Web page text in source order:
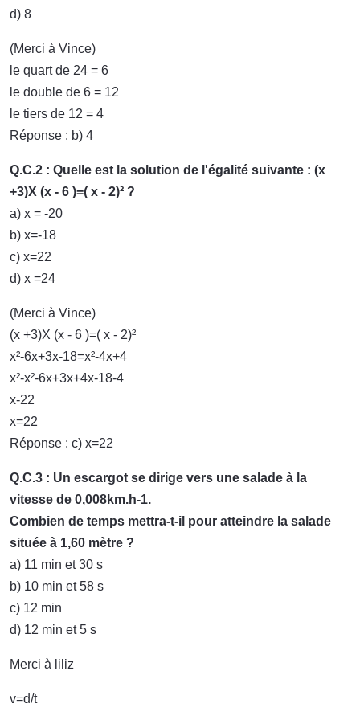
d) 8
(Merci à Vince)
le quart de 24 = 6
le double de 6 = 12
le tiers de 12 = 4
Réponse : b) 4
Q.C.2 : Quelle est la solution de l'égalité suivante : (x
+3)X (x - 6 )=( x - 2)² ?
a) x = -20
b) x=-18
c) x=22
d) x =24
(Merci à Vince)
(x +3)X (x - 6 )=( x - 2)²
x²-6x+3x-18=x²-4x+4
x²-x²-6x+3x+4x-18-4
x-22
x=22
Réponse : c) x=22
Q.C.3 : Un escargot se dirige vers une salade à la
vitesse de 0,008km.h-1.
Combien de temps mettra-t-il pour atteindre la salade
située à 1,60 mètre ?
a) 11 min et 30 s
b) 10 min et 58 s
c) 12 min
d) 12 min et 5 s
Merci à liliz
v=d/t